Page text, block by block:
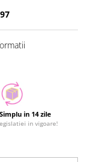
in 14 zile
in vigoare!